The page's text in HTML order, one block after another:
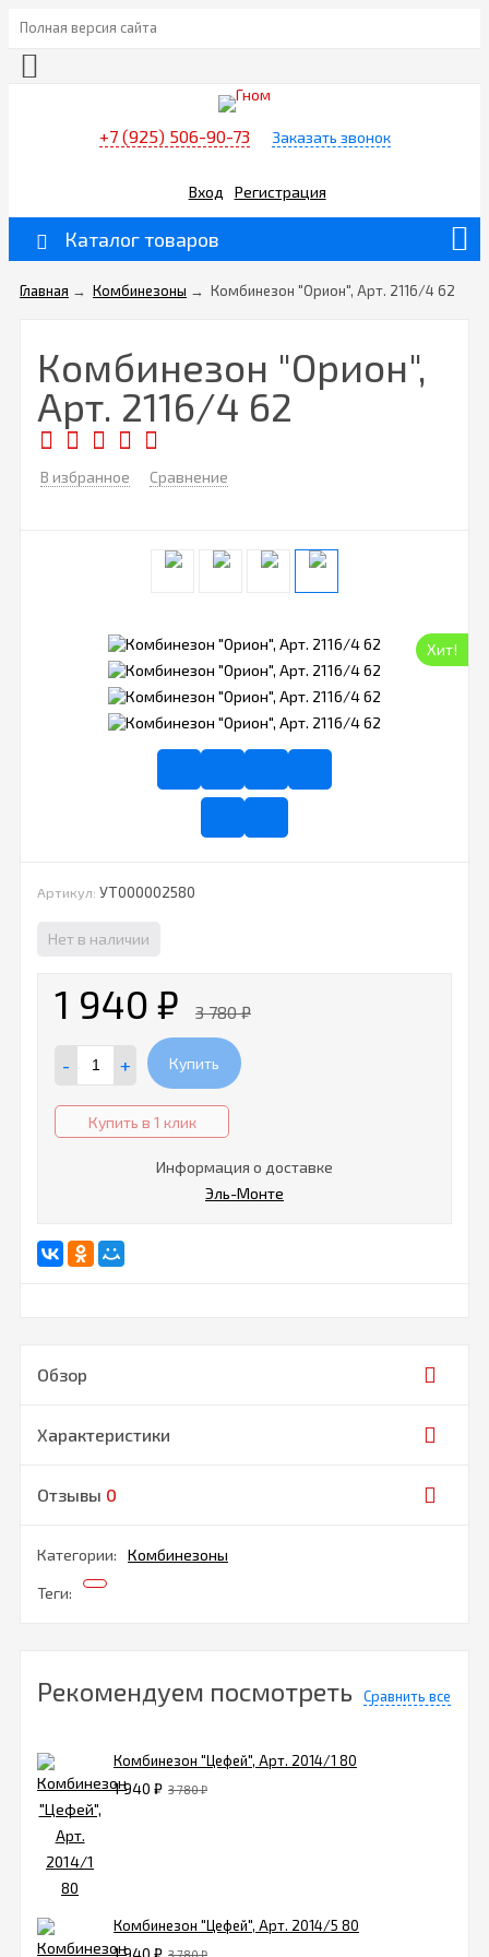
Полная версия сайта
+7 (925) 506-90-73 Заказать звонок
Вход Регистрация
Каталог товаров
Главная → Комбинезоны → Комбинезон "Орион", Арт. 2116/4 62
Комбинезон "Орион",
Арт. 2116/4 62
В избранное Сравнение
Хит!
Артикул: УТ000002580
Нет в наличии
1 940 ₽ 3 780₽
- + Купить
Купить в 1 клик
Информация о доставке
Эль-Монте
Обзор
Характеристики
Отзывы 0
Категории: Комбинезоны
Теги:
Рекомендуем посмотреть Сравнить все
Комбинезон "Цефей", Арт. 2014/1 80
1 940 ₽ 3 780₽
Комбинезон "Цефей", Арт. 2014/5 80